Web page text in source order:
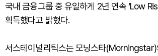
국내 금융그룹 중 유일하게 2년 연속 ‘Low
획득했다고 밝혔다.
서스테이널리틱스는 모닝스타(Morningstar)